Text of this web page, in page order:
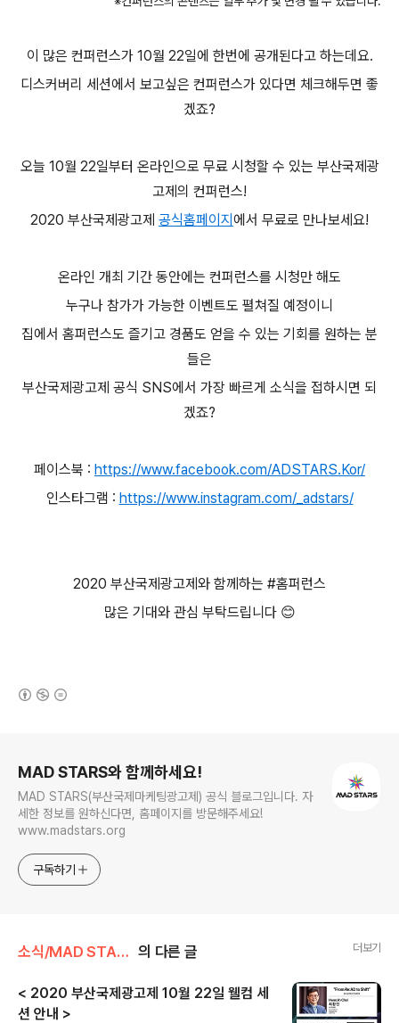
이 많은 컨퍼런스가 10월 22일에 한번에 공개된다고 하는데요.
디스커버리 세션에서 보고싶은 컨퍼런스가 있다면 체크해두면 좋
겠죠?
오늘 10월 22일부터 온라인으로 무료 시청할 수 있는 부산국제광
고제의 컨퍼런스!
2020 부산국제광고제 공식홈페이지에서 무료로 만나보세요!
온라인 개최 기간 동안에는 컨퍼런스를 시청만 해도
누구나 참가가 가능한 이벤트도 펼쳐질 예정이니
집에서 홈퍼런스도 즐기고 경품도 얻을 수 있는 기회를 원하는 분
들은
부산국제광고제 공식 SNS에서 가장 빠르게 소식을 접하시면 되
겠죠?
페이스북 : https://www.facebook.com/ADSTARS.Kor/
인스타그램 : https://www.instagram.com/_adstars/
2020 부산국제광고제와 함께하는 #홈퍼런스
많은 기대와 관심 부탁드립니다 😊
MAD STARS와 함께하세요!
MAD STARS(부산국제마케팅광고제) 공식 블로그입니다. 자
세한 정보를 원하신다면, 홈페이지를 방문해주세요!
www.madstars.org
구독하기
소식/MAD STARS 소식 의 다른 글 더보기
< 2020 부산국제광고제 10월 22일 웰컴 세
션 안내 >